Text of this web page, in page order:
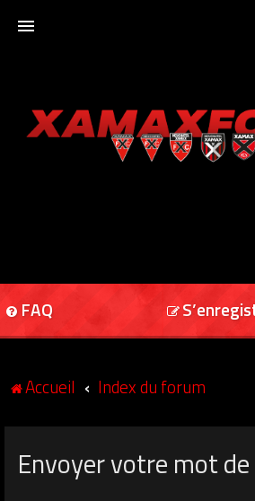
XAMAXFORUM
FAQ
Accueil Index du forum
Envoyer votre mot de